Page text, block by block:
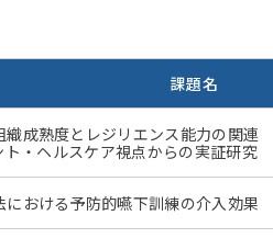
課題名
成熟度とレジリエンス能力の関連
・ヘルスケア視点からの実証研究
おける予防的嚥下訓練の介入効果